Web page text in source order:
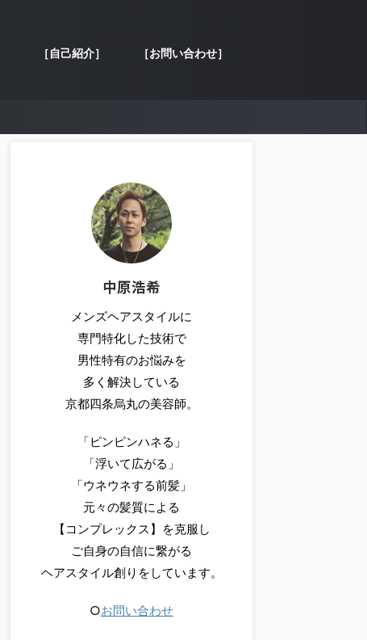
［自己紹介］ ［お問い合わせ］
中原浩希
メンズヘアスタイルに
専門特化した技術で
男性特有のお悩みを
多く解決している
京都四条烏丸の美容師。
「ピンピンハネる」
「浮いて広がる」
「ウネウネする前髪」
元々の髪質による
【コンプレックス】を克服し
ご自身の自信に繋がる
ヘアスタイル創りをしています。
○お問い合わせ